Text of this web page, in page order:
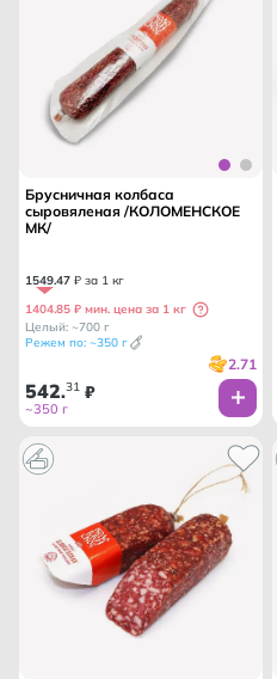
Брусничная колбаса
сыровяленая /КОЛОМЕНСКОЕ
МК/
1549.47 ₽ за 1 кг
1404.85 ₽ мин. цена за 1 кг
Целый: ~700 г
Режем по: ~350 г
2.71
542.31 ₽
~350 г